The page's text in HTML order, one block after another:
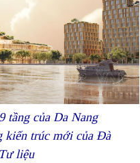
tầng của Da Nang
kiến trúc mới của Đà
liệu